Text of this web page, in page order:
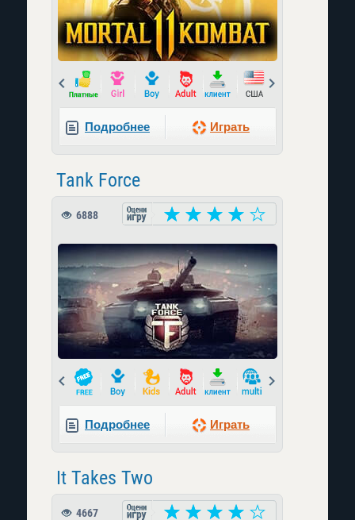
Prev
Подробнее Играть
Tank Force
6888
Prev
Подробнее Играть
It Takes Two
4667